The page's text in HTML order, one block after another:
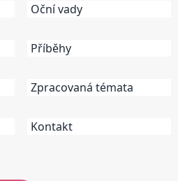
Oční vady
Příběhy
Zpracovaná témata
Kontakt